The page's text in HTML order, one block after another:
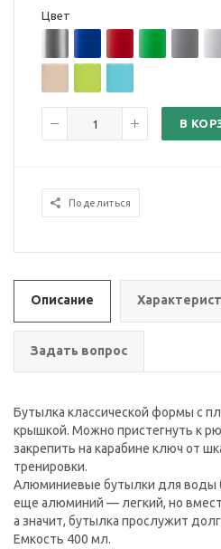
Цвет
В
Поделиться
Описание
Задать вопрос
Бутылка классической формы с
крышкой. Можно пристегнуть к
закрепить на карабине ключ от
тренировки.
Алюминиевые бутылки для воды
еще алюминий — легкий, но
а значит, бутылка прослужит
Емкость 400 мл.